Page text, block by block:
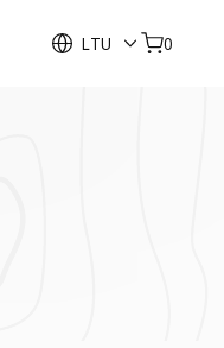
LTU 0